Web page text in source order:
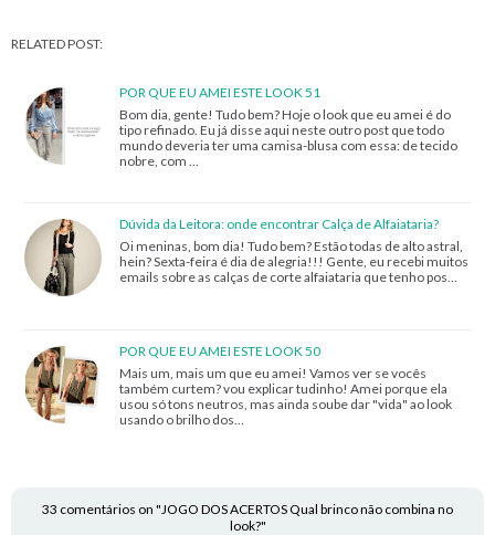
RELATED POST:
POR QUE EU AMEI ESTE LOOK 51
Bom dia, gente! Tudo bem? Hoje o look que eu amei é do
tipo refinado. Eu já disse aqui neste outro post que todo
mundo deveria ter uma camisa-blusa com essa: de tecido
nobre, com …
Dúvida da Leitora: onde encontrar Calça de Alfaiataria?
Oi meninas, bom dia! Tudo bem? Estão todas de alto astral,
hein? Sexta-feira é dia de alegria!!! Gente, eu recebi muitos
emails sobre as calças de corte alfaiataria que tenho pos…
POR QUE EU AMEI ESTE LOOK 50
Mais um, mais um que eu amei! Vamos ver se vocês
também curtem? vou explicar tudinho! Amei porque ela
usou só tons neutros, mas ainda soube dar "vida" ao look
usando o brilho dos…
33 comentários on "JOGO DOS ACERTOS Qual brinco não combina no
look?"